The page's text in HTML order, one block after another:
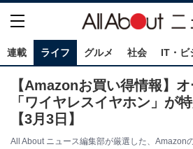
連載 ライフ グルメ 社会 IT・ビ
【Amazonお買い得情報】
「ワイヤレスイヤホン」が
【3月3日】
All About ニュース編集部が厳選した、Amazon